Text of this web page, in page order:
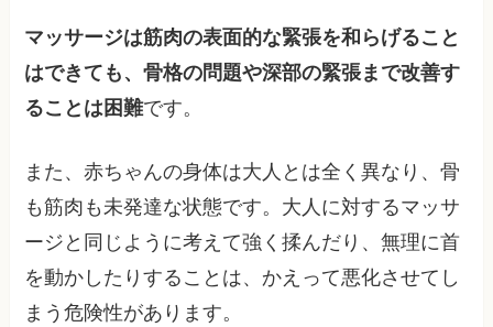
マッサージは筋肉の表面的な緊張を和らげること
はできても、骨格の問題や深部の緊張まで改善す
ることは困難です。
また、赤ちゃんの身体は大人とは全く異なり、骨
も筋肉も未発達な状態です。大人に対するマッサ
ージと同じように考えて強く揉んだり、無理に首
を動かしたりすることは、かえって悪化させてし
まう危険性があります。